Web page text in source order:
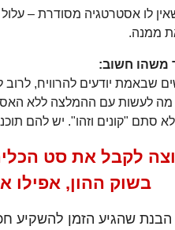
לו אסטרטגיה מסודרת –
ממנה.
משהו חשוב:
שבאמת יודעים להרוויח, לרוב
מה לעשות עם ההמלצה ללא
סתם "קונים וזהו". יש להם
לקבל את סט
בשוק ההון,
שהגיע הזמן להשקיע